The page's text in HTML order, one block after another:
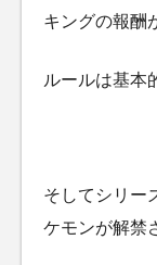
キングの報酬
ルールは基本
そしてシリー
ケモンが解禁